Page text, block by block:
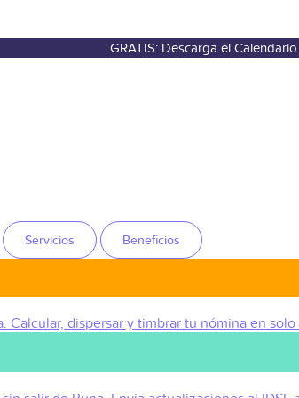
GRATIS: Descarga el
Servicios Beneficios
Calcular, dispersar y timbrar tu nómina en solo